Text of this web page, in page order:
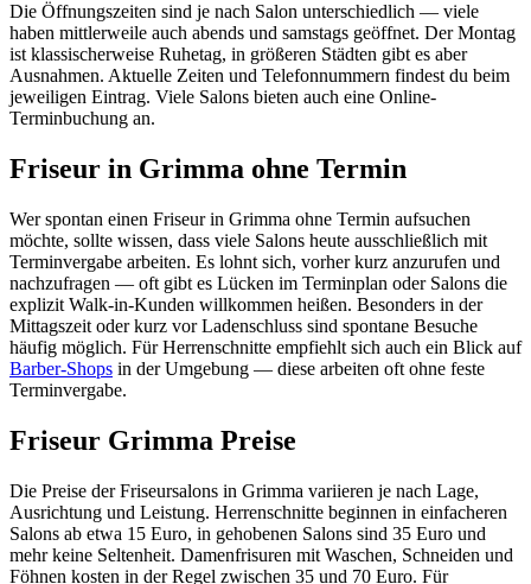
Die Öffnungszeiten sind je nach Salon unterschiedlich — viele
haben mittlerweile auch abends und samstags geöffnet. Der Montag
ist klassischerweise Ruhetag, in größeren Städten gibt es aber
Ausnahmen. Aktuelle Zeiten und Telefonnummern findest du beim
jeweiligen Eintrag. Viele Salons bieten auch eine Online-
Terminbuchung an.
Friseur in Grimma ohne Termin
Wer spontan einen Friseur in Grimma ohne Termin aufsuchen
möchte, sollte wissen, dass viele Salons heute ausschließlich mit
Terminvergabe arbeiten. Es lohnt sich, vorher kurz anzurufen und
nachzufragen — oft gibt es Lücken im Terminplan oder Salons die
explizit Walk-in-Kunden willkommen heißen. Besonders in der
Mittagszeit oder kurz vor Ladenschluss sind spontane Besuche
häufig möglich. Für Herrenschnitte empfiehlt sich auch ein Blick auf
Barber-Shops in der Umgebung — diese arbeiten oft ohne feste
Terminvergabe.
Friseur Grimma Preise
Die Preise der Friseursalons in Grimma variieren je nach Lage,
Ausrichtung und Leistung. Herrenschnitte beginnen in einfacheren
Salons ab etwa 15 Euro, in gehobenen Salons sind 35 Euro und
mehr keine Seltenheit. Damenfrisuren mit Waschen, Schneiden und
Föhnen kosten in der Regel zwischen 35 und 70 Euro. Für